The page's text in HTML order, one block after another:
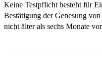
Keine Testpflicht besteht für
Bestätigung der Genesung
nicht älter als sechs Monate